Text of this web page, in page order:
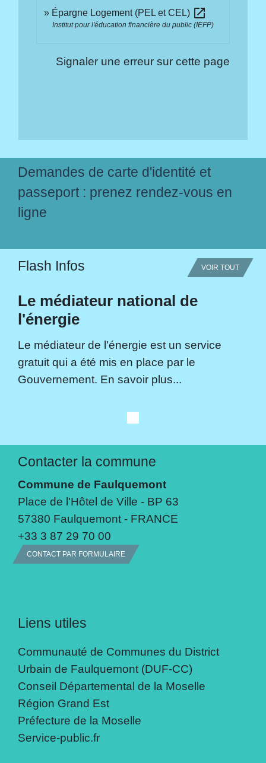
Épargne Logement (PEL et CEL) open_in_new
Institut pour l'éducation financière du public (IEFP)
Signaler une erreur sur cette page
Demandes de carte d'identité et
passeport : prenez rendez-vous en
ligne
Flash Infos VOIR TOUT
Le médiateur national de
l'énergie
Le médiateur de l'énergie est un service
gratuit qui a été mis en place par le
Gouvernement. En savoir plus...
Contacter la commune
Commune de Faulquemont
Place de l'Hôtel de Ville - BP 63
57380 Faulquemont - FRANCE
+33 3 87 29 70 00
CONTACT PAR FORMULAIRE
Liens utiles
Communauté de Communes du District
Urbain de Faulquemont (DUF-CC)
Conseil Départemental de la Moselle
Région Grand Est
Préfecture de la Moselle
Service-public.fr